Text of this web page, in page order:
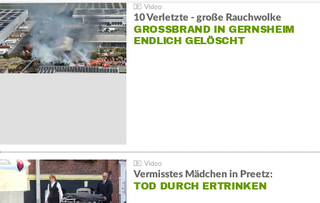
10 Verletzte - große Rauchwolke
GROSSBRAND IN GERNSHEIM E
NDLICH GELÖSCHT
Vermisstes Mädchen in Preetz:
TOD DURCH ERTRINKEN